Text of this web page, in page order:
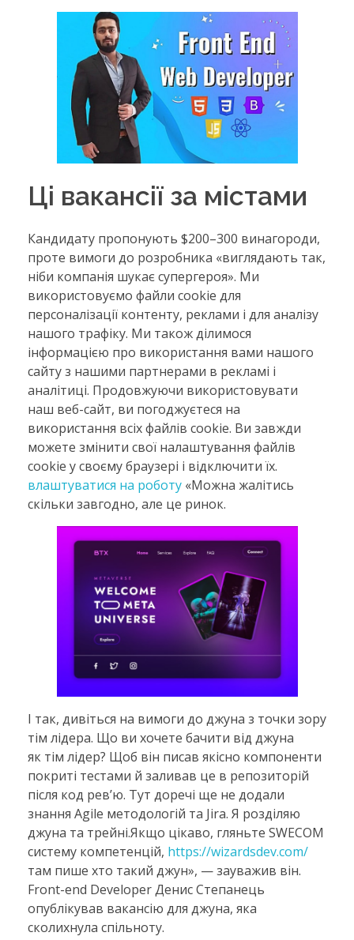
Ці вакансії за містами
Кандидату пропонують $200–300 винагороди,
проте вимоги до розробника «виглядають так,
ніби компанія шукає супергероя». Ми
використовуємо файли cookie для
персоналізації контенту, реклами і для аналізу
нашого трафіку. Ми також ділимося
інформацією про використання вами нашого
сайту з нашими партнерами в рекламі і
аналітиці. Продовжуючи використовувати
наш веб-сайт, ви погоджуєтеся на
використання всіх файлів cookie. Ви завжди
можете змінити свої налаштування файлів
cookie у своєму браузері і відключити їх.
влаштуватися на роботу «Можна жалітись
скільки завгодно, але це ринок.
І так, дивіться на вимоги до джуна з точки зору
тім лідера. Що ви хочете бачити від джуна
як тім лідер? Щоб він писав якісно компоненти
покриті тестами й заливав це в репозиторій
після код рев’ю. Тут доречі ще не додали
знання Agile методологій та Jira. Я розділяю
джуна та трейні.Якщо цікаво, гляньте SWECOM
систему компетенцій, https://wizardsdev.com/
там пише хто такий джун», — зауважив він.
Front-end Developer Денис Степанець
опублікував вакансію для джуна, яка
сколихнула спільноту.